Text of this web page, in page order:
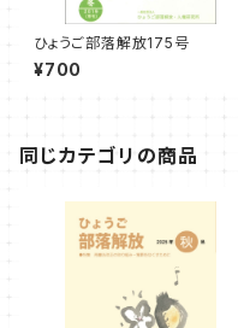
ひょうご部落解放175号
¥700
同じカテゴリの商品